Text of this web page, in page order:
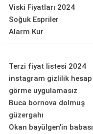
Viski Fiyatları 2024
Soğuk Espriler
Alarm Kur
Terzi fiyat listesi 2024
instagram gizlilik hesap
görme uygulamasız
Buca bornova dolmuş
güzergahı
Okan bayülgen'in babası